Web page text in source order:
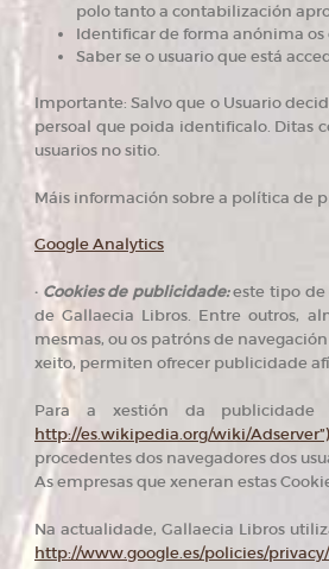
polo tanto a contabilización
Identificar de forma anónima os
Saber se o usuario que está
Importante: Salvo que o Usuario
persoal que poida identificalo. Ditas
usuarios no sitio.
Máis información sobre a política de
Google Analytics
· Cookies de publicidade:este tipo de
de Gallaecia Libros. Entre outros,
mesmas, ou os patróns de
xeito, permiten ofrecer publicidade
Para a xestión da publicidade
http://es.wikipedia.org/wiki/Adserver”)
procedentes dos navegadores dos
As empresas que xeneran estas
Na actualidade, Gallaecia Libros
http://www.google.es/policies/